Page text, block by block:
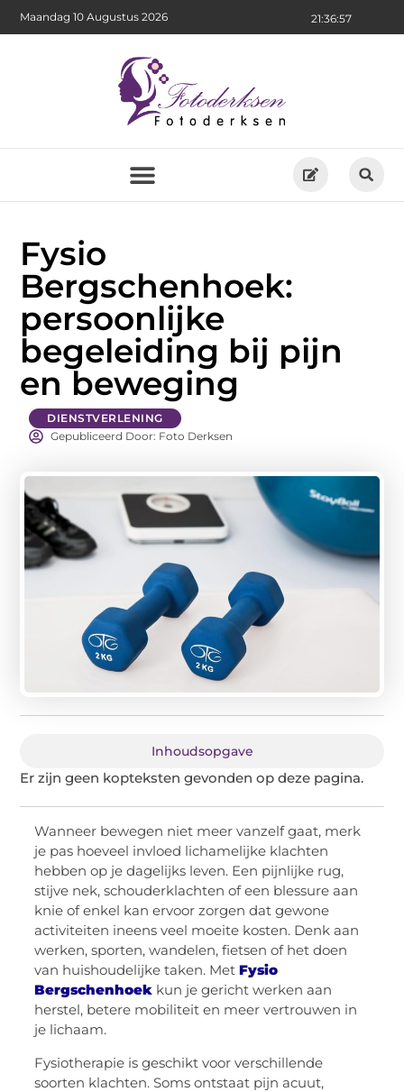
21:36:58
Maandag 10 Augustus 2026
Fysio
Bergschenhoek:
persoonlijke
begeleiding bij pijn
en beweging
DIENSTVERLENING
Gepubliceerd Door: Foto Derksen
Inhoudsopgave
Er zijn geen kopteksten gevonden op deze pagina.
Wanneer bewegen niet meer vanzelf gaat, merk
je pas hoeveel invloed lichamelijke klachten
hebben op je dagelijks leven. Een pijnlijke rug,
stijve nek, schouderklachten of een blessure aan
knie of enkel kan ervoor zorgen dat gewone
activiteiten ineens veel moeite kosten. Denk aan
werken, sporten, wandelen, fietsen of het doen
van huishoudelijke taken. MetFysio
Bergschenhoek kun je gericht werken aan
herstel, betere mobiliteit en meer vertrouwen in
je lichaam.
Fysiotherapie is geschikt voor verschillende
soorten klachten. Soms ontstaat pijn acuut,